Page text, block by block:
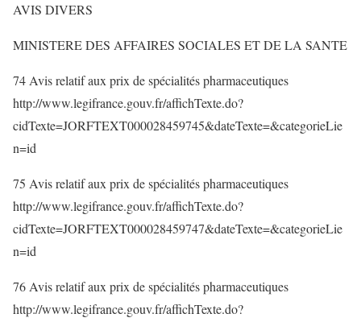
AVIS DIVERS
MINISTERE DES AFFAIRES SOCIALES ET DE LA SANTE
74 Avis relatif aux prix de spécialités pharmaceutiques
http://www.legifrance.gouv.fr/affichTexte.do?
cidTexte=JORFTEXT000028459745&dateTexte=&categorieLie
n=id
75 Avis relatif aux prix de spécialités pharmaceutiques
http://www.legifrance.gouv.fr/affichTexte.do?
cidTexte=JORFTEXT000028459747&dateTexte=&categorieLie
n=id
76 Avis relatif aux prix de spécialités pharmaceutiques
http://www.legifrance.gouv.fr/affichTexte.do?